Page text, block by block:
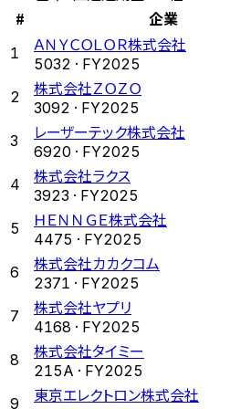
#
企業
1 ＡＮＹＣＯＬＯＲ株式会社
5032 · FY2025
2 株式会社ＺＯＺＯ
3092 · FY2025
3 レーザーテック株式会社
6920 · FY2025
4 株式会社ラクス
3923 · FY2025
5 ＨＥＮＮＧＥ株式会社
4475 · FY2025
6 株式会社カカクコム
2371 · FY2025
7 株式会社ヤプリ
4168 · FY2025
8 株式会社タイミー
215A · FY2025
9 東京エレクトロン株式会社